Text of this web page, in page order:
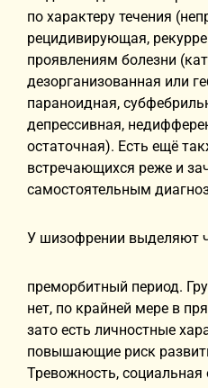
по характеру течения
рецидивирующая,
проявлениям болезни
дезорганизованная или
параноидная,
депрессивная,
остаточная). Есть ещё
встречающихся реже и
самостоятельным
У шизофрении выделяют
преморбитный период.
нет, по крайней мере в
зато есть личностные
повышающие риск
Тревожность, социальная